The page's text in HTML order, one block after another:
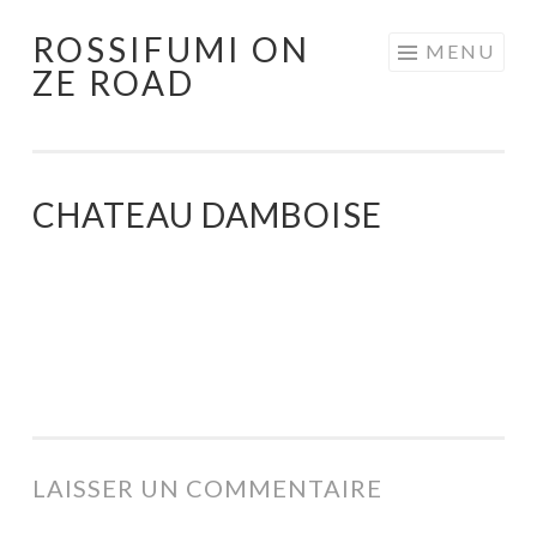
Aller
au
ROSSIFUMI ON
ZE ROAD
MENU
CHATEAU DAMBOISE
LAISSER UN COMMENTAIRE